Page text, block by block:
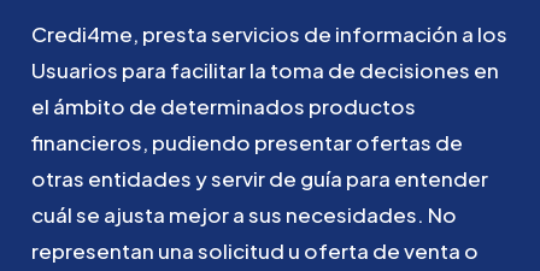
Credi4me, prestaservicios de información a los
Usuarios para facilitarla toma de decisiones en
el ámbito de determinados productos
financieros, pudiendo presentarofertas de
otras entidadesyservirde guía para entender
cuálse ajusta mejorasus necesidades. No
representan unasolicitud u oferta deventa o